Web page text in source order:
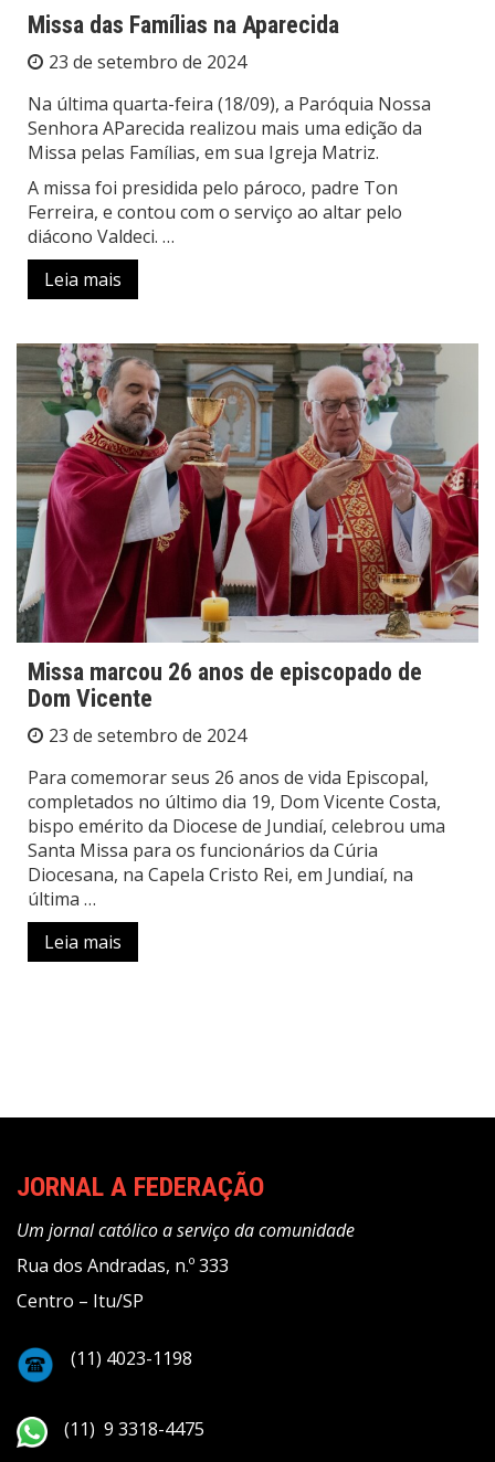
Missa das Famílias na Aparecida
23 de setembro de 2024
Na última quarta-feira (18/09), a Paróquia Nossa
Senhora AParecida realizou mais uma edição da
Missa pelas Famílias, em sua Igreja Matriz.
A missa foi presidida pelo pároco, padre Ton
Ferreira, e contou com o serviço ao altar pelo
diácono Valdeci. …
Leia mais
Missa marcou 26 anos de episcopado de
Dom Vicente
23 de setembro de 2024
Para comemorar seus 26 anos de vida Episcopal,
completados no último dia 19, Dom Vicente Costa,
bispo emérito da Diocese de Jundiaí, celebrou uma
Santa Missa para os funcionários da Cúria
Diocesana, na Capela Cristo Rei, em Jundiaí, na
última …
Leia mais
JORNAL A FEDERAÇÃO
Um jornal católico a serviço da comunidade
Rua dos Andradas, n.º 333
Centro – Itu/SP
(11) 4023-1198
(11) 9 3318-4475